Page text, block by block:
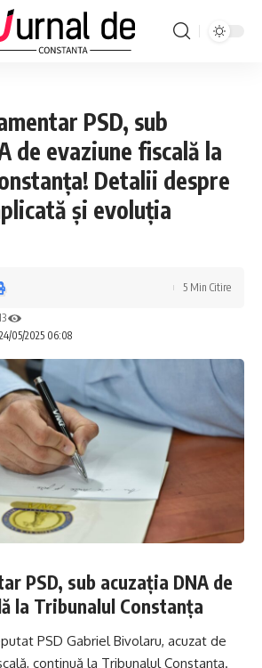
PSD, sub
de evaziune fiscală la
Detalii despre
și evoluția
05/2025 06:08
5 Min Citire
PSD, sub acuzația DNA de
la Tribunalul Constanța
PSD Gabriel Bivolaru, acuzat de
continuă la Tribunalul Constanța.